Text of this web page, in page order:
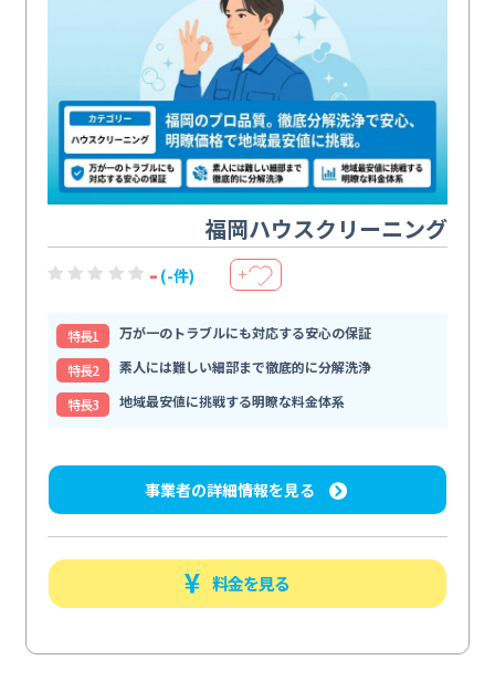
福岡ハウスクリーニング
- (-件) ＋
特⻑1
万が一のトラブルにも対応する安心の保証
特⻑2
素人には難しい細部まで徹底的に分解洗浄
特⻑3
地域最安値に挑戦する明瞭な料金体系
事業者の詳細情報を見る
料金を見る